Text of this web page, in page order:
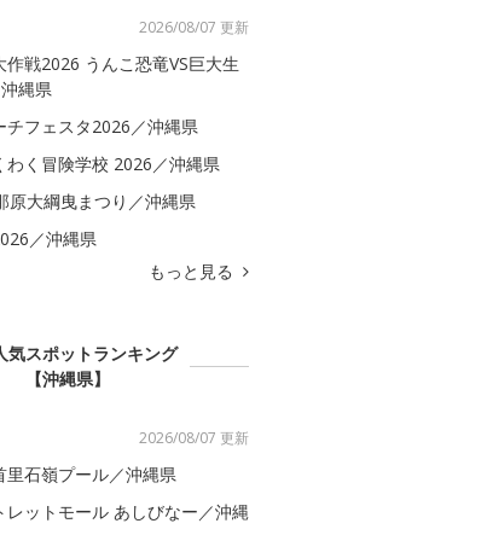
2026/08/07 更新
作戦2026 うんこ恐竜VS巨大生
縄県
チフェスタ2026／沖縄県
わく冒険学校 2026／沖縄県
原大綱曳まつり／沖縄県
／沖縄県
もっと見る
気スポットランキング
【沖縄県】
2026/08/07 更新
里石嶺プール／沖縄県
レットモール あしびなー／沖縄